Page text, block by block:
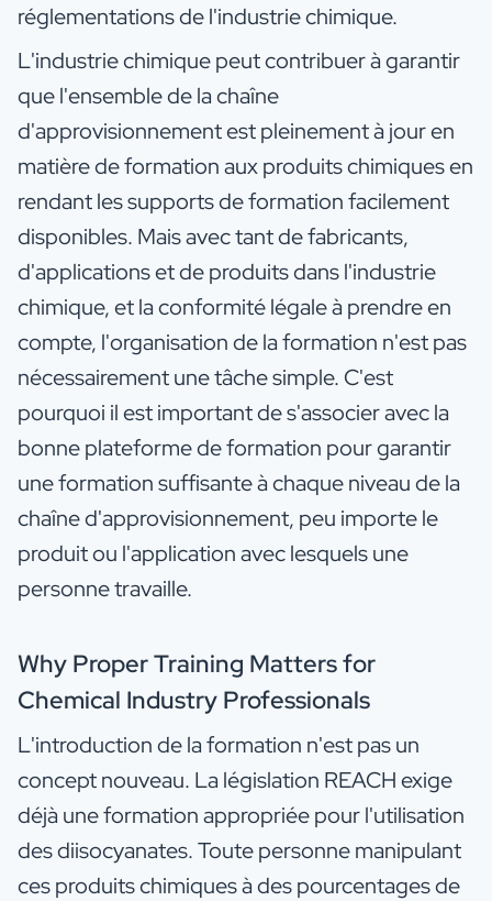
réglementations de l'industrie chimique.
L'industrie chimique peut contribuer à garantir
que l'ensemble de la chaîne
d'approvisionnement est pleinement à jour en
matière de formation aux produits chimiques en
rendant les supports de formation facilement
disponibles. Mais avec tant de fabricants,
d'applications et de produits dans l'industrie
chimique, et la conformité légale à prendre en
compte, l'organisation de la formation n'est pas
nécessairement une tâche simple. C'est
pourquoi il est important de s'associer avec la
bonne plateforme de formation pour garantir
une formation suffisante à chaque niveau de la
chaîne d'approvisionnement, peu importe le
produit ou l'application avec lesquels une
personne travaille.
Why Proper Training Matters for
Chemical Industry Professionals
L'introduction de la formation n'est pas un
concept nouveau. La législation REACH exige
déjà une formation appropriée pour l'utilisation
des diisocyanates. Toute personne manipulant
ces produits chimiques à des pourcentages de